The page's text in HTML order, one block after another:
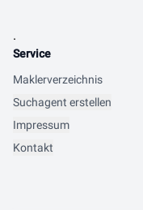
.
Service
Maklerverzeichnis
Suchagent erstellen
Impressum
Kontakt